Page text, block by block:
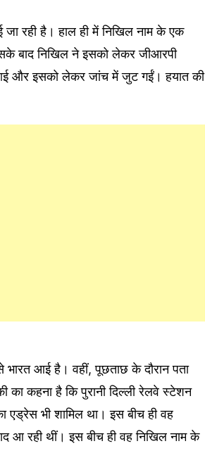
जा रही है। हाल ही में निखिल नाम के एक
बाद निखिल ने इसको लेकर जीआरपी
आई और इसको लेकर जांच में जुट गईं। हयात की
आई है। वहीं, पूछताछ के दौरान पता
का कहना है कि पुरानी दिल्ली रेलवे स्टेशन
भी शामिल था। इस बीच ही वह
आ रही थीं। इस बीच ही वह निखिल नाम के